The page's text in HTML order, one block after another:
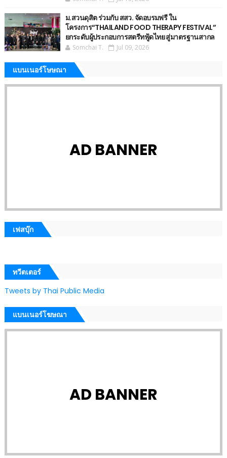
ม.สวนดุสิต ร่วมกับ สสว. จัดอบรมฟรี ใน
โครงการ“THAILAND FOOD THERAPY FESTIVAL”
ยกระดับผู้ประกอบการสตรีทฟู้ดไทย สู่มาตรฐานสากล
Somchai T. Jul 09, 2026
แบนเนอร์โษษณา
AD BANNER
เฟสบุ๊ก
ทวีตเตอร์
Tweets by Thai Public Media
แบนเนอร์โฆษณา
AD BANNER